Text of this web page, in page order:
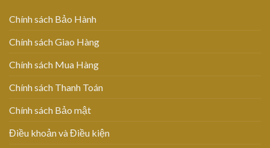
Chính sách Bảo Hành
Chính sách Giao Hàng
Chính sách Mua Hàng
Chính sách Thanh Toán
Chính sách Bảo mật
Điều khoản và Điều kiện